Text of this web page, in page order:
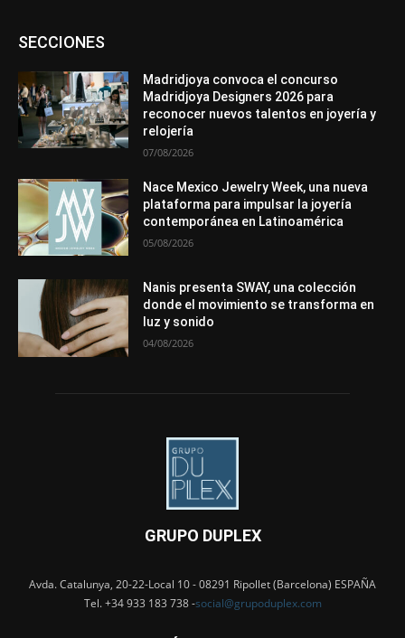
SECCIONESAsociaciones
Entrevistas
Mundo Técnico
Novedades Opiniones
Perspectiva
Premios
Secciones Sin categoría
Más
Madridjoya convoca el concurso
Madridjoya Designers 2026 para
reconocer nuevos talentos en joyería y
relojería
07/08/2026
Nace Mexico Jewelry Week, una nueva
plataforma para impulsar la joyería
contemporánea en Latinoamérica
05/08/2026
Nanis presenta SWAY, una colección
donde el movimiento se transforma en
luz y sonido
04/08/2026
GRUPO DUPLEX
Avda. Catalunya, 20-22-Local 10 - 08291 Ripollet (Barcelona) ESPAÑA
Tel. +34 933 183 738 -social@grupoduplex.com